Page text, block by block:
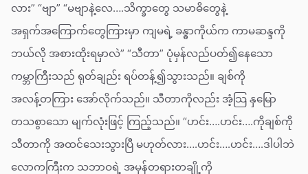
လား” “ဗျာ” “မဗျာနဲ့လေ….သိက္ခာတွေ သမာဓိတွေနဲ့
အရှက်အကြောက်တွေကြားမှာ ကျမရဲ့ ခန္ဓာကိုယ်က ကာမဆန္ဒကို
ဘယ်လို အစားထိုးရမှာလဲ” “သီတာ” ပုံမှန်လည်ပတ်၍နေသော
ကမ္ဘာကြီးသည် ရုတ်ချည်း ရပ်တန့်၍သွားသည်။ ချစ်ကို
အလန့်တကြား အော်လိုက်သည်။ သီတာကိုလည်း အံ့သြ နှမြော
တသစွာသော မျက်လုံးဖြင့် ကြည့်သည်။ “ဟင်း….ဟင်း….ကိုချစ်ကို
သီတာကို အထင်သေးသွားပြီ မဟုတ်လား….ဟင်း….ဟင်း….ဒါပါဘဲ
လောကကြီးက သဘာဝရဲ့ အမှန်တရားတချို့ကို